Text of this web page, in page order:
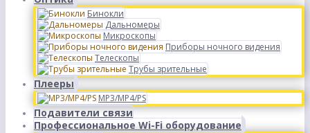
Бинокли
Дальномеры
Микроскопы
Приборы ночного видения
Телескопы
Трубы зрительные
Плееры
MP3/MP4/PS
Подавители связи
Профессиональное Wi-Fi оборудование